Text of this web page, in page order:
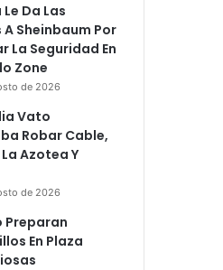
Da Las
A Sheinbaum Por
La Seguridad En
Zone
de 2026
Vato
Robar Cable,
Azotea Y
de 2026
Preparan
En Plaza